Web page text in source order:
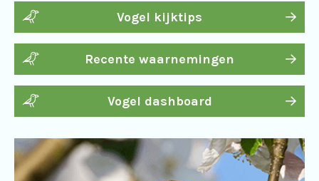
Vogel kijktips
Recente waarnemingen
Vogel dashboard